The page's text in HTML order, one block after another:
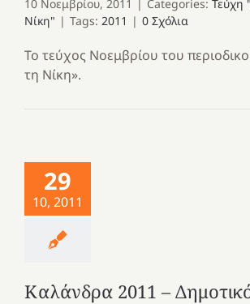
10 Νοεμβρίου, 2011 | Categories: Τεύχη
Νίκη" | Tags: 2011 | 0 Σχόλια
Το τεύχος Νοεμβρίου του
τη Νίκη».
29
10, 2011
Καλάνδρα 2011 –